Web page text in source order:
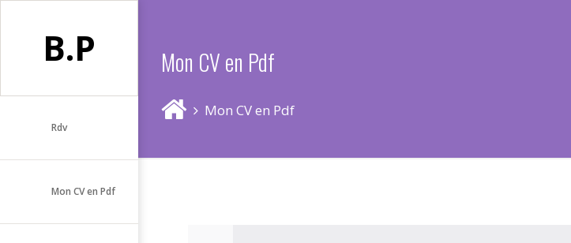
B.P
Rdv
Mon CV en Pdf
Mon CV en Pdf
Mon CV en Pdf